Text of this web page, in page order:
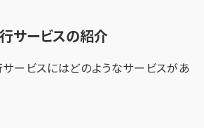
サービスの紹介
ービスにはどのようなサービスがあ